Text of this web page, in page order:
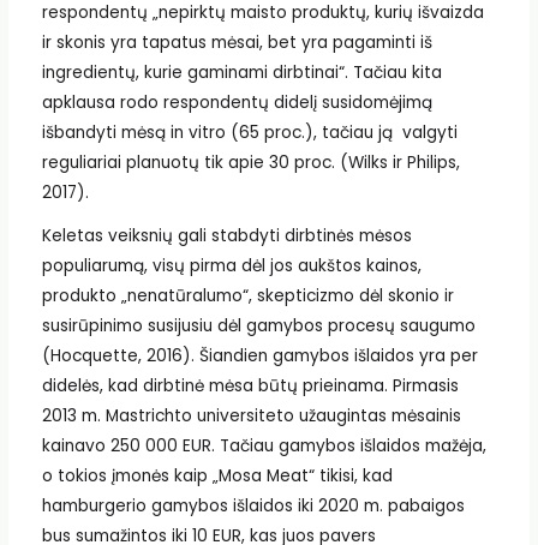
respondentų „nepirktų maisto produktų, kurių išvaizda
ir skonis yra tapatus mėsai, bet yra pagaminti iš
ingredientų, kurie gaminami dirbtinai“. Tačiau kita
apklausa rodo respondentų didelį susidomėjimą
išbandyti mėsą in vitro (65 proc.), tačiau ją valgyti
reguliariai planuotų tik apie 30 proc. (Wilks ir Philips,
2017).
Keletas veiksnių gali stabdyti dirbtinės mėsos
populiarumą, visų pirma dėl jos aukštos kainos,
produkto „nenatūralumo“, skepticizmo dėl skonio ir
susirūpinimo susijusiu dėl gamybos procesų saugumo
(Hocquette, 2016). Šiandien gamybos išlaidos yra per
didelės, kad dirbtinė mėsa būtų prieinama. Pirmasis
2013 m. Mastrichto universiteto užaugintas mėsainis
kainavo 250 000 EUR. Tačiau gamybos išlaidos mažėja,
o tokios įmonės kaip „Mosa Meat“ tikisi, kad
hamburgerio gamybos išlaidos iki 2020 m. pabaigos
bus sumažintos iki 10 EUR, kas juos pavers